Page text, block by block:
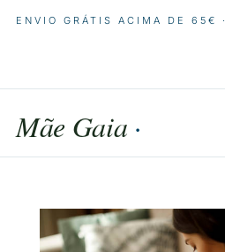
ENVIO GRÁTIS ACIMA DE 65€ ·
Mãe Gaia ·